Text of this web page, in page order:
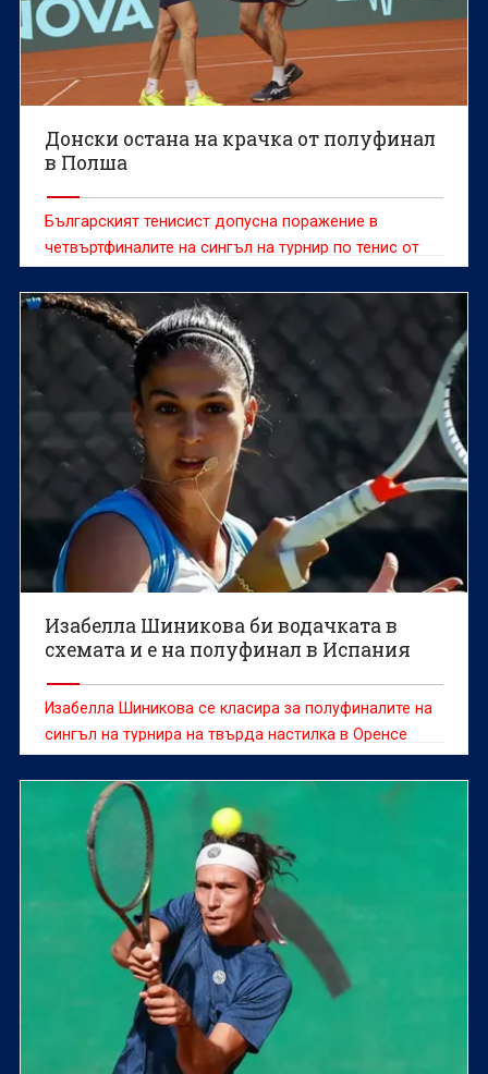
Донски остана на крачка от полуфинал
в Полша
Българският тенисист допусна поражение в
четвъртфиналите на сингъл на турнир по тенис от
сериите "Чалънджър"
Изабелла Шиникова би водачката в
схемата и е на полуфинал в Испания
Изабелла Шиникова се класира за полуфиналите на
сингъл на турнира на твърда настилка в Оренсе
(Испания) с награден фонд от 60 хиляди долара.